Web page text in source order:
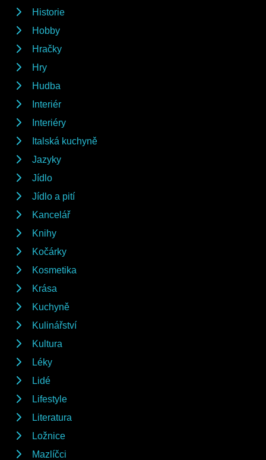
Historie
Hobby
Hračky
Hry
Hudba
Interiér
Interiéry
Italská kuchyně
Jazyky
Jídlo
Jídlo a pití
Kancelář
Knihy
Kočárky
Kosmetika
Krása
Kuchyně
Kulinářství
Kultura
Léky
Lidé
Lifestyle
Literatura
Ložnice
Mazlíčci